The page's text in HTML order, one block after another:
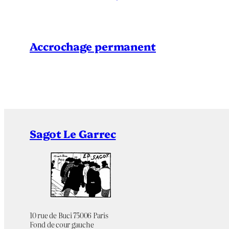
Accrochage permanent
Sagot Le Garrec
10 rue de Buci 75006 Paris
Fond de cour gauche